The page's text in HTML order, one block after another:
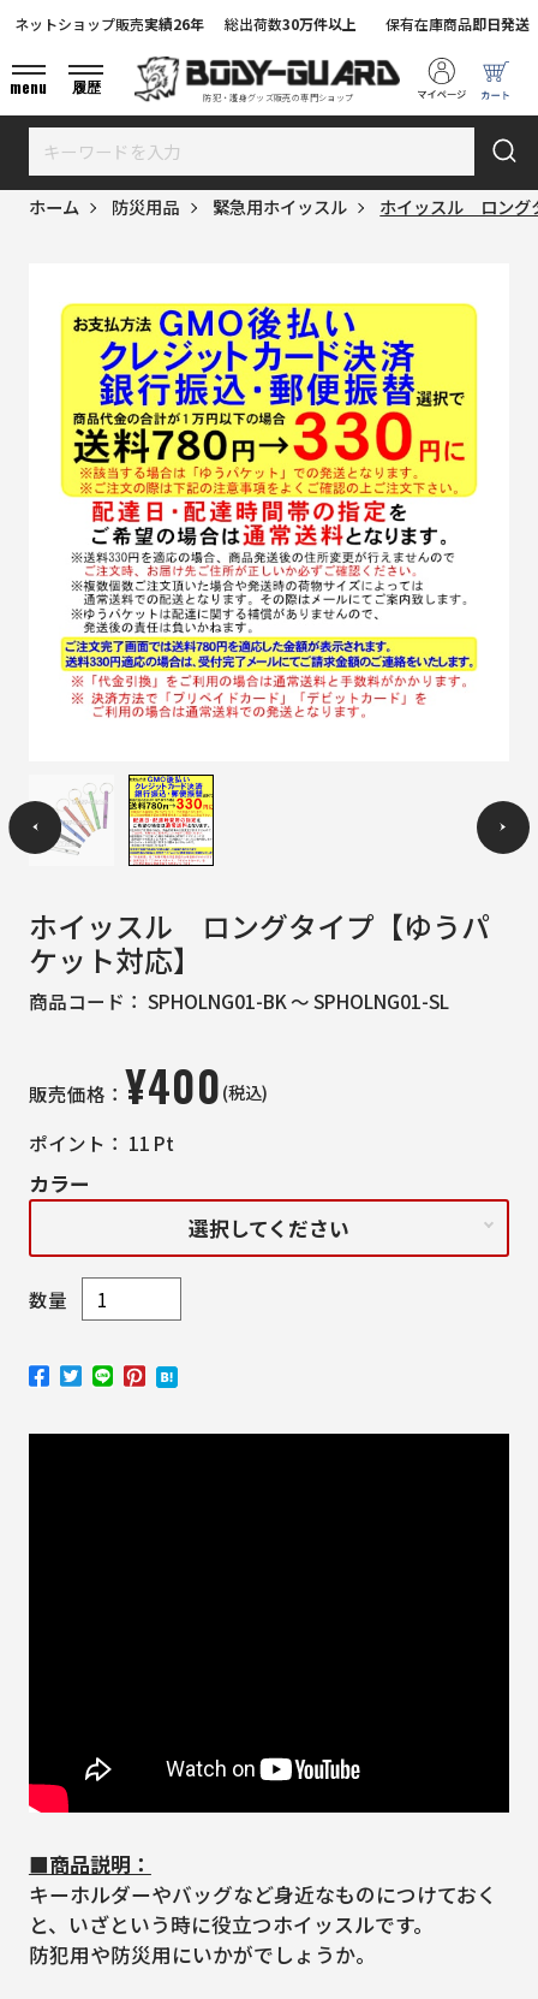
防犯・護身グッズ販売の専門ショップ
ネットショップ販売実績26年 総出荷数30万件以上 保有在庫商品即日発送
menu 履歴
ホーム 防災用品 緊急用ホイッスル ホイッスル ロング
ホイッスル ロングタイプ【ゆうパ
ケット対応】
商品コード： SPHOLNG01-BK ～ SPHOLNG01-SL
販売価格： ¥400(税込)
ポイント： 11 Pt
カラー
選択してください
数量
■商品説明：
キーホルダーやバッグなど身近なものにつけておく
と、いざという時に役立つホイッスルです。
防犯用や防災用にいかがでしょうか。